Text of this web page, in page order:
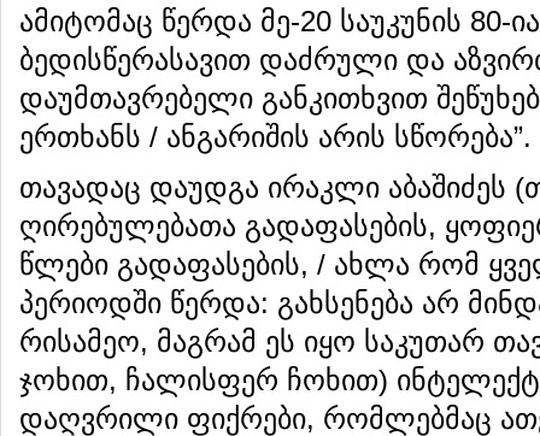
ამიტომაც წერდა მე-20 საუკუნის 80-
ბედისწერასავით დაძრული და
დაუმთავრებელი განკითხვით
ერთხანს / ანგარიშის არის სწორება”.
თავადაც დაუდგა ირაკლი აბაშიძეს
ღირებულებათა გადაფასების,
წლები გადაფასების, / ახლა რომ
პერიოდში წერდა: გახსენება არ
რისამეო, მაგრამ ეს იყო საკუთარ
ჯოხით, ჩალისფერ ჩოხით)
დაღვრილი ფიქრები, რომლებმაც